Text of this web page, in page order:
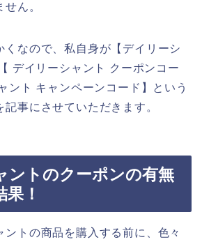
ん。
くなので、私自身が【デイリーシ
デイリーシャント クーポンコー
ント キャンペーンコード】という
事にさせていただきます。
ントのクーポンの有無
！
ントの商品を購入する前に、色々